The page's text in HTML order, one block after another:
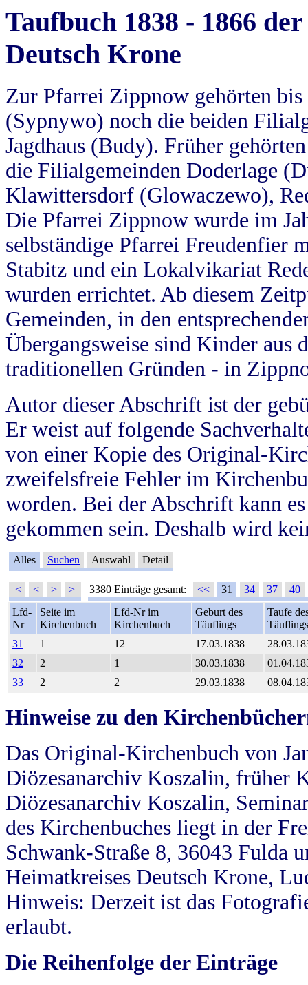
Taufbuch 1838 - 1866
Deutsch Krone
Zur Pfarrei Zippnow gehörten
(Sypnywo) noch die beiden
Jagdhaus (Budy). Früher
die Filialgemeinden Doderlage
Klawittersdorf (Glowaczewo),
Die Pfarrei Zippnow wurde im
selbständige Pfarrei Freudenfier
Stabitz und ein Lokalvikariat
wurden errichtet. Ab diesem
Gemeinden, in den
Übergangsweise sind Kinder aus
traditionellen Gründen - in
Autor dieser Abschrift ist der
Er weist auf folgende
von einer Kopie des Original-
zweifelsfreie Fehler im
worden. Bei der Abschrift kann
gekommen sein. Deshalb wird
Alles Suchen Auswahl Detail
|< < > >| 3380 Einträge gesamt: << 31 34 37
40
Lfd-
Nr
Seite im
Kirchenbuch
Lfd-Nr im
Kirchenbuch
Geburt des
Täuflings
Taufe
Täuflings
31
1 12 17.03.1838
32
2 1 30.03.1838
33
2 2 29.03.1838
Hinweise zu den
Das Original-Kirchenbuch von
Diözesanarchiv Koszalin, früher
Diözesanarchiv Koszalin,
des Kirchenbuches liegt in der
Schwank-Straße 8, 36043 Fulda
Heimatkreises Deutsch Krone,
Hinweis: Derzeit ist das
erlaubt.
Die Reihenfolge der Einträge